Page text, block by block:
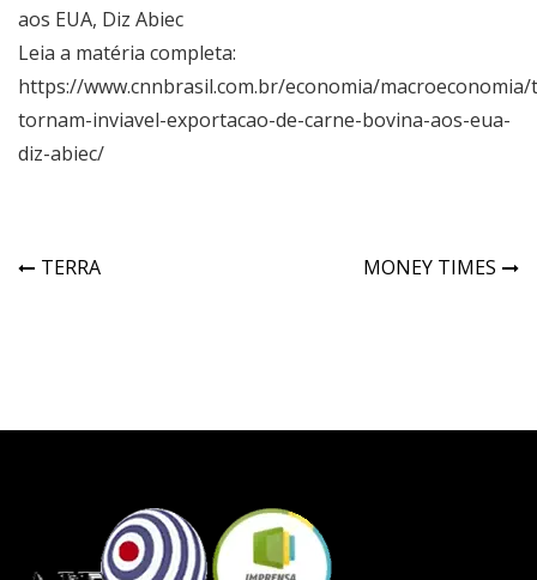
aos EUA, Diz Abiec
Leia a matéria completa:
https://www.cnnbrasil.com.br/economia/
tornam-inviavel-exportacao-de-carne-bovina-aos-eua-
diz-abiec/
TERRA MONEY TIMES